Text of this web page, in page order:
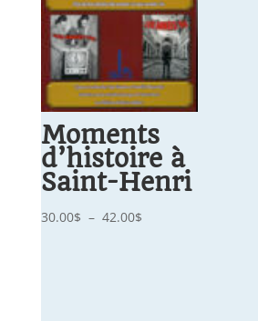
Moments
d’histoire à
Saint-Henri
30.00$ – 42.00$Plage